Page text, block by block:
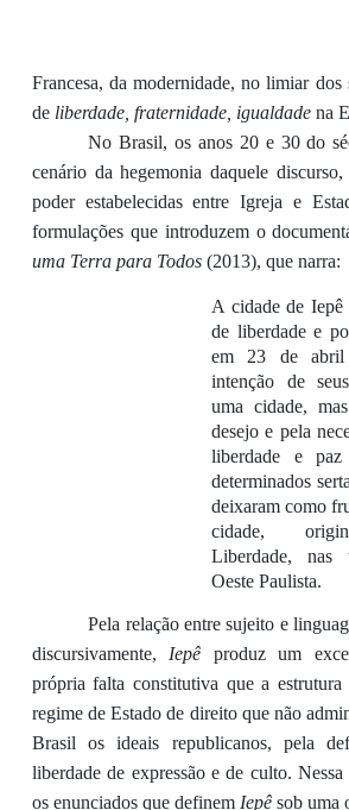
Francesa, da modernidade, no limiar dos
de liberdade, fraternidade, igualdadena
No Brasil, os anos 20 e 30 do
cenárioda hegemonia daquele discurso,
poder estabelecidasentreIgreja e E
formulações que introduzem o
uma Terra para Todos(2013), que narra:
A cidade de Iepê
de liberdade e
em 23 de
intenção de
uma cidade,
desejo e pela
liberdade e paz
determinados
deixaram como
cidade,
Liberdade, nas
Oeste Paulista.
Pela relação entre sujeito e
discursivamente, Iepê produz um
própria falta constitutiva que a estrutura
regime de Estado de direitoquenão
Brasil os ideais republicanos, pela
liberdadede expressão ede culto.Nessa
os enunciados que definem Iepê sob uma